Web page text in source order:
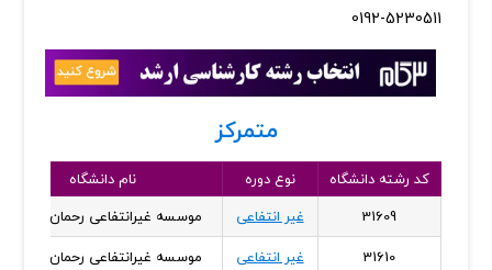
5230511-0192
متمرکز
کد رشته دانشگاه نوع دوره
نام دانشگاه
31609
غیر انتفاعی
موسسه غیرانتفاعی رحمان - رامسر
31610
غیر انتفاعی
موسسه غیرانتفاعی رحمان - رامسر